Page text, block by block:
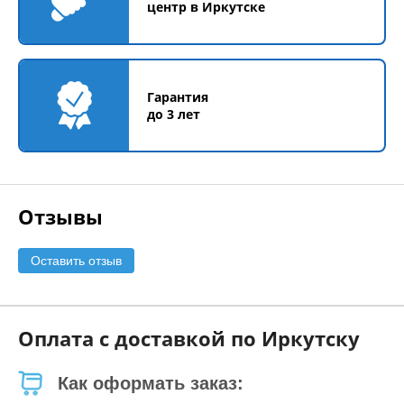
центр в Иркутске
Гарантия
до 3 лет
Отзывы
Оставить отзыв
Оплата с доставкой по Иркутску
Как оформать заказ: